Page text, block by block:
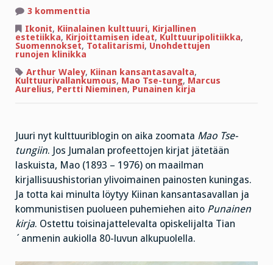
3 kommenttia
runot
–
parempia
maalaukset?
Ikonit, Kiinalainen kulttuuri, Kirjallinen
estetiikka, Kirjoittamisen ideat, Kulttuuripolitiikka,
Suomennokset, Totalitarismi, Unohdettujen
runojen klinikka
Arthur Waley, Kiinan kansantasavalta,
Kulttuurivallankumous, Mao Tse-tung, Marcus
Aurelius, Pertti Nieminen, Punainen kirja
Juuri nyt kulttuuriblogin on aika zoomata Mao Tse-
tungiin. Jos Jumalan profeettojen kirjat jätetään
laskuista, Mao (1893 – 1976) on maailman
kirjallisuushistorian ylivoimainen painosten kuningas.
Ja totta kai minulta löytyy Kiinan kansantasavallan ja
kommunistisen puolueen puhemiehen aito Punainen
kirja. Ostettu toisinajattelevalta opiskelijalta Tian
´anmenin aukiolla 80-luvun alkupuolella.